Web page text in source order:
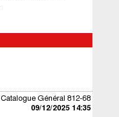
Catalogue Général 812-68
09/12/2025 14:35